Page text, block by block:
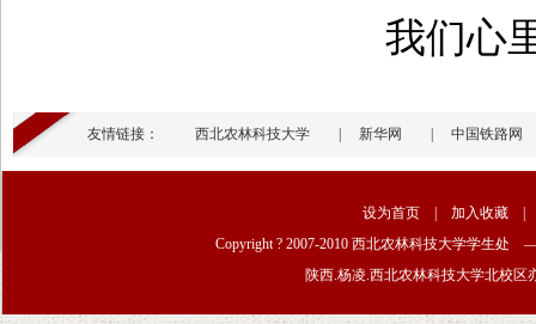
我们心
友情链接： 西北农林科技大学 新华网 中国铁路网
设为首页 加入收藏
Copyright ? 2007-2010 西北农林科技大学学
陕西.杨凌.西北农林科技大学北